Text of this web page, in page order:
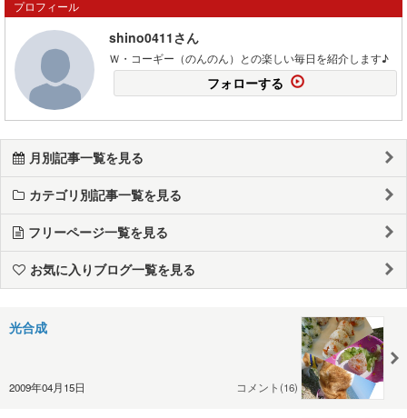
プロフィール
shino0411さん
Ｗ・コーギー（のんのん）との楽しい毎日を紹介します♪
フォローする
月別記事一覧を見る
カテゴリ別記事一覧を見る
フリーページ一覧を見る
お気に入りブログ一覧を見る
光合成
2009年04月15日 コメント(16)